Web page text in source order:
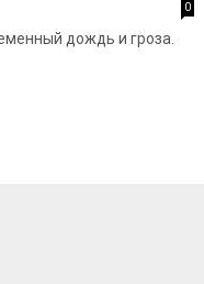
0
дождь и гроза.